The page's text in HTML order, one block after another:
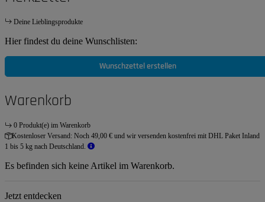
Deine Lieblingsprodukte
Hier findest du deine Wunschlisten:
Wunschzettel erstellen
Warenkorb
0 Produkt(e) im Warenkorb
Kostenloser Versand: Noch 49,00 € und wir versenden kostenfrei mit DHL Paket Inland
1 bis 5 kg nach Deutschland.
Es befinden sich keine Artikel im Warenkorb.
Jetzt entdecken